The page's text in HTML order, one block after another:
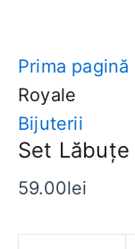
Prima pagină
Royale
Bijuterii
Set Lăbuțe
59.00lei